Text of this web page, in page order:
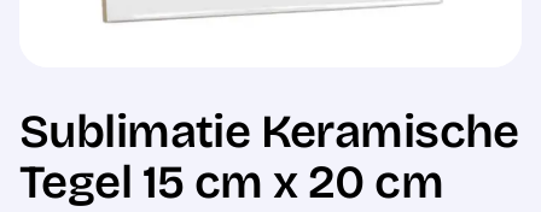
Sublimatie Keramische
Tegel 15 cm x 20 cm